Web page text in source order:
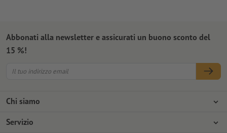
Chi siamo
Azienda
Servizio
Abbonati alla newsletter e assicurati un buono sconto del
15 %!